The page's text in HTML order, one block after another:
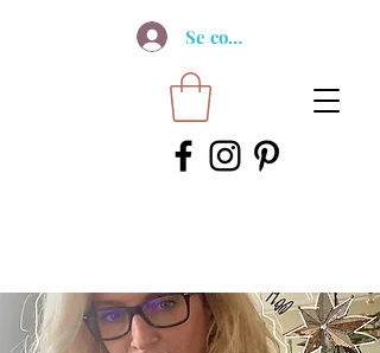
Se connecter